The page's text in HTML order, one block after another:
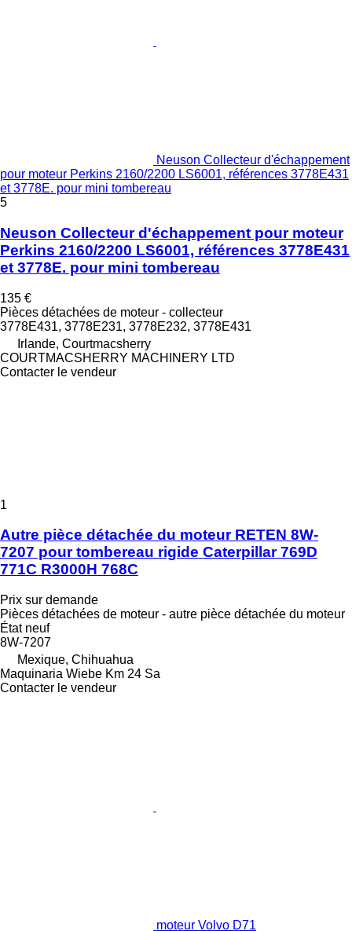
Neuson Collecteur d'échappement
pour moteur Perkins 2160/2200 LS6001, références 3778E431
et 3778E. pour mini tombereau
5
Neuson Collecteur d'échappement pour moteur
Perkins 2160/2200 LS6001, références 3778E431
et 3778E. pour mini tombereau
135 €
Pièces détachées de moteur - collecteur
3778E431, 3778E231, 3778E232, 3778E431
Irlande, Courtmacsherry
COURTMACSHERRY MACHINERY LTD
Contacter le vendeur
1
Autre pièce détachée du moteur RETEN 8W-
7207 pour tombereau rigide Caterpillar 769D
771C R3000H 768C
Prix sur demande
Pièces détachées de moteur - autre pièce détachée du moteur
Étatneuf
8W-7207
Mexique, Chihuahua
Maquinaria Wiebe Km 24 Sa
Contacter le vendeur
moteur Volvo D71